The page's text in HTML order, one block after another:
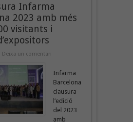
Infarma
2023 amb més
visitants i
Deixa un comentari
Infarma
Barcelona
clausura
l’edició
del 2023
amb